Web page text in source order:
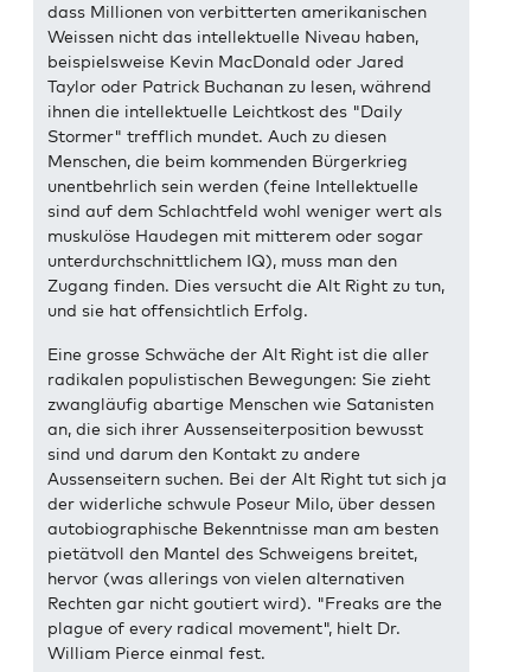
dass Millionen von verbitterten amerikanischen
Weissen nicht das intellektuelle Niveau haben,
beispielsweise Kevin MacDonald oder Jared
Taylor oder Patrick Buchanan zu lesen, während
ihnen die intellektuelle Leichtkost des "Daily
Stormer" trefflich mundet. Auch zu diesen
Menschen, die beim kommenden Bürgerkrieg
unentbehrlich sein werden (feine Intellektuelle
sind auf dem Schlachtfeld wohl weniger wert als
muskulöse Haudegen mit mitterem oder sogar
unterdurchschnittlichem IQ), muss man den
Zugang finden. Dies versucht die Alt Right zu tun,
und sie hat offensichtlich Erfolg.
Eine grosse Schwäche der Alt Right ist die aller
radikalen populistischen Bewegungen: Sie zieht
zwangläufig abartige Menschen wie Satanisten
an, die sich ihrer Aussenseiterposition bewusst
sind und darum den Kontakt zu andere
Aussenseitern suchen. Bei der Alt Right tut sich ja
der widerliche schwule Poseur Milo, über dessen
autobiographische Bekenntnisse man am besten
pietätvoll den Mantel des Schweigens breitet,
hervor (was allerings von vielen alternativen
Rechten gar nicht goutiert wird). "Freaks are the
plague of every radical movement", hielt Dr.
William Pierce einmal fest.